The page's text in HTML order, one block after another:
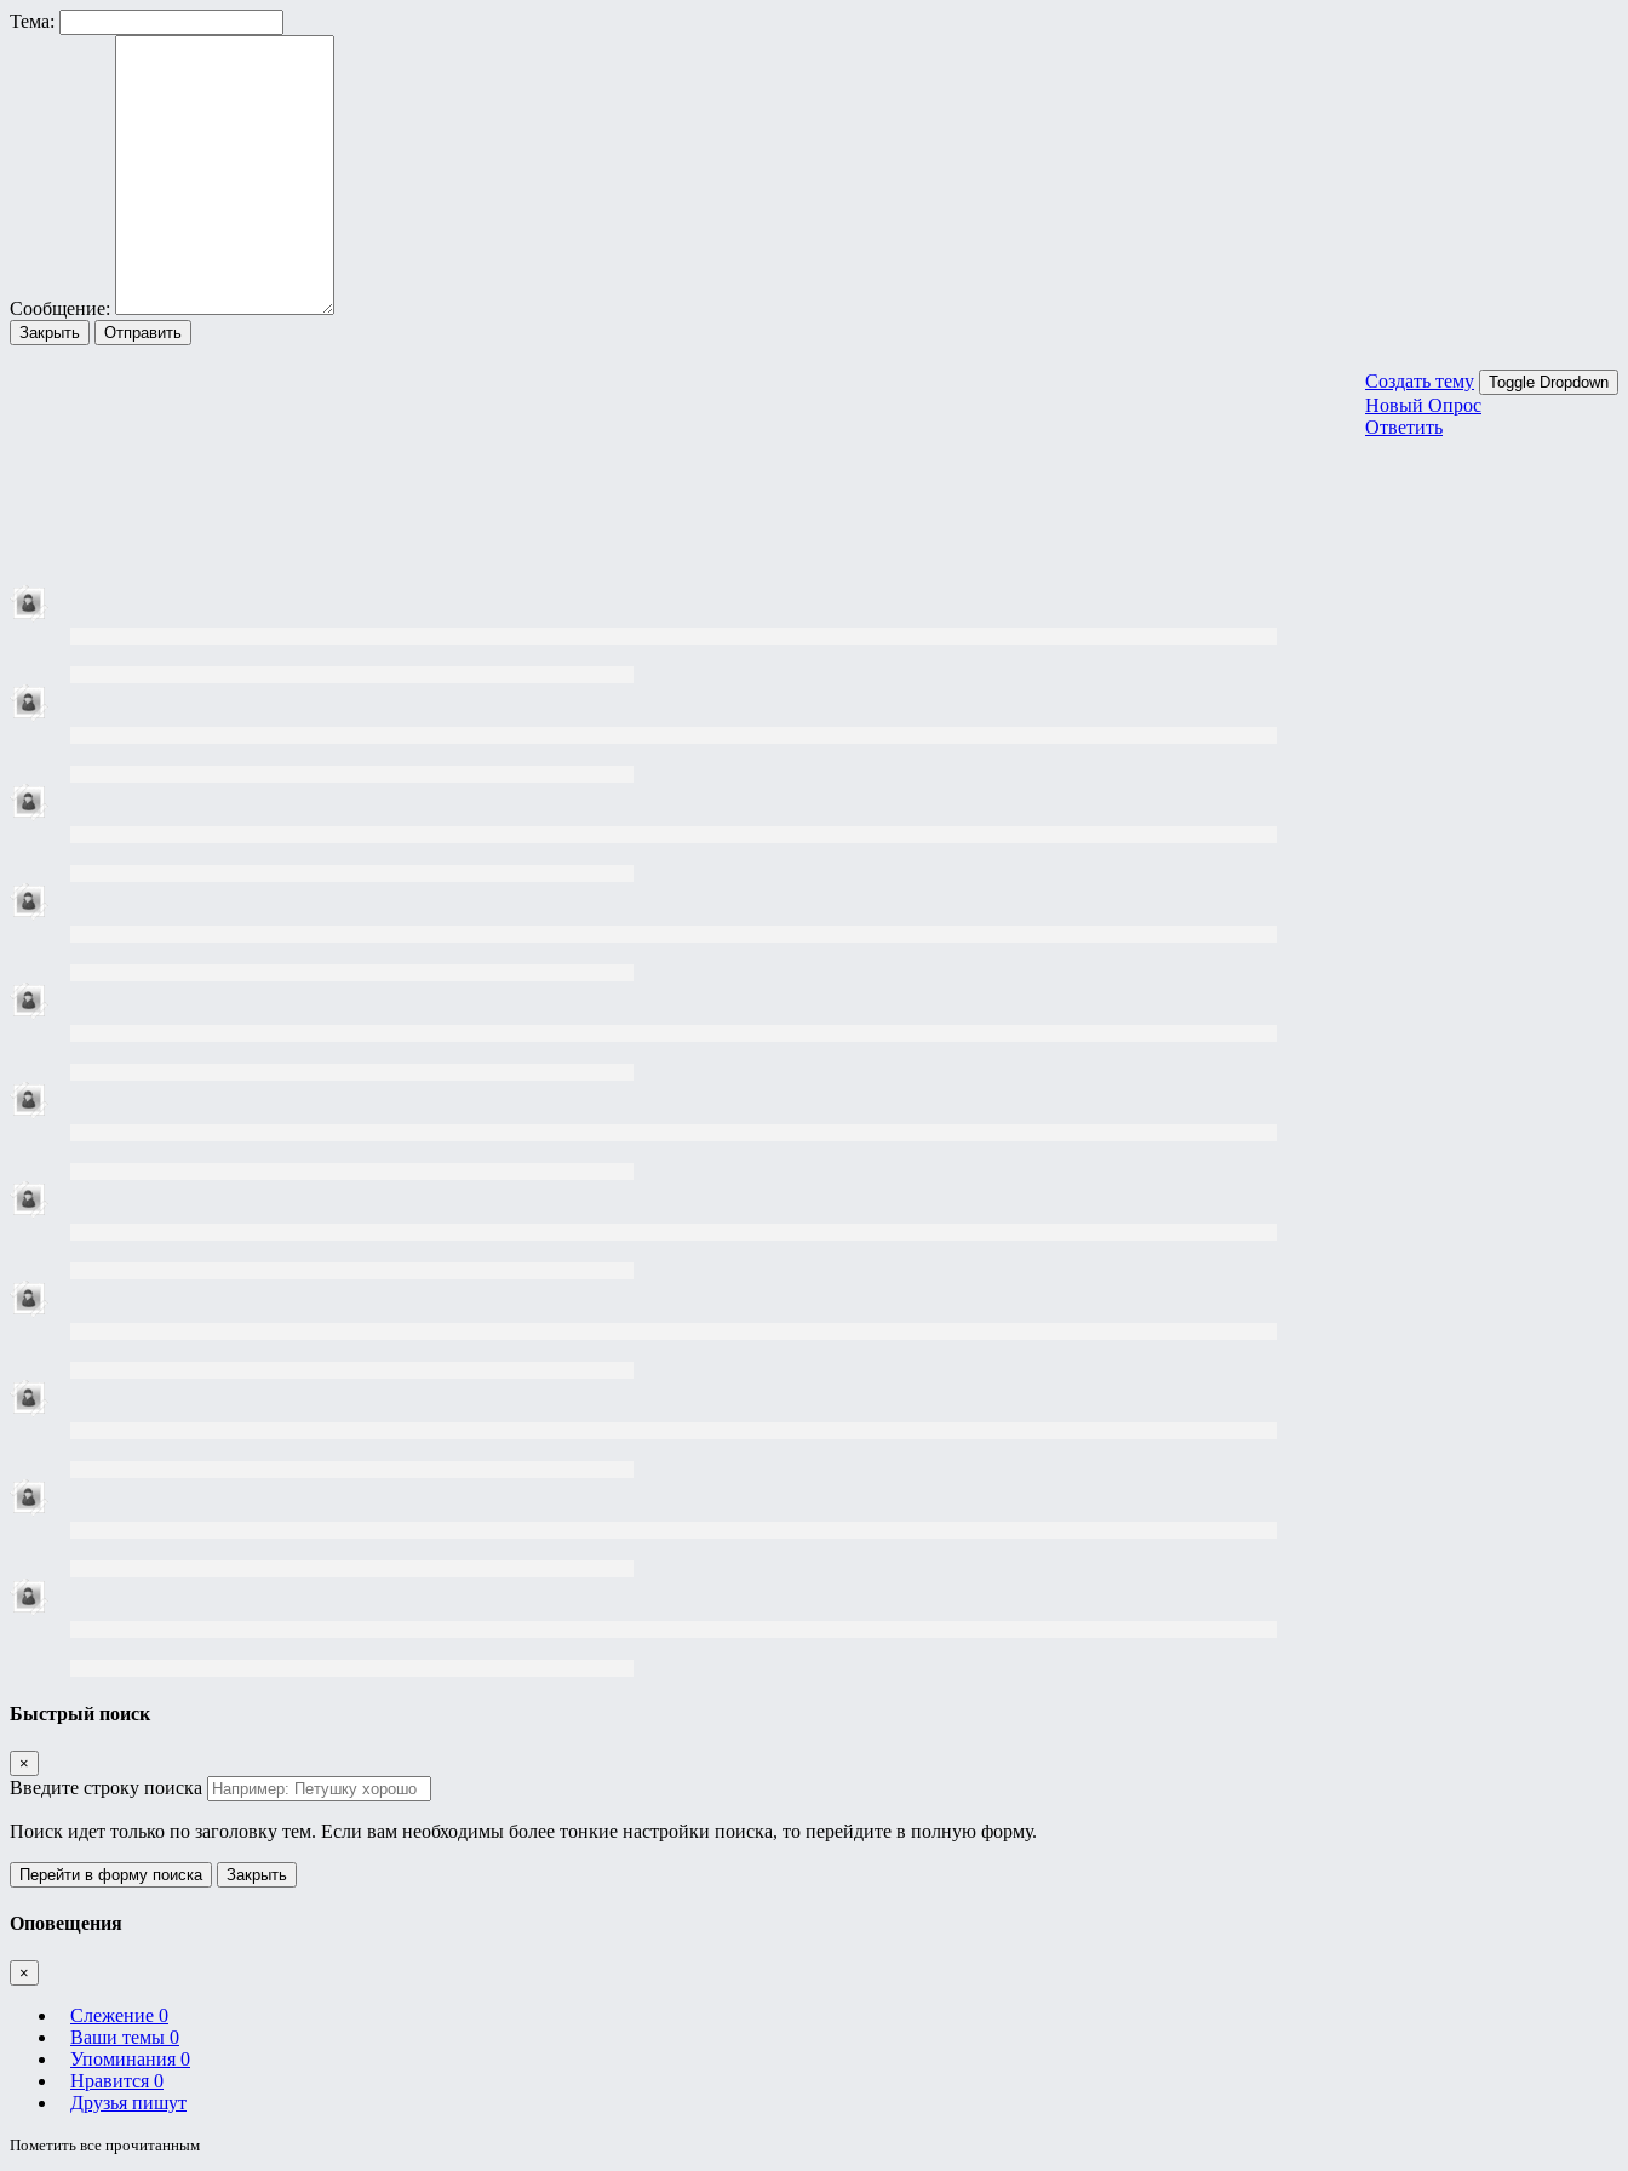
Тема:
Сообщение:
Закрыть Отправить
Создать тему Toggle Dropdown
Новый Опрос
Ответить
Быстрый поиск
×
Введите строку поиска
Поиск идет только по заголовку тем. Если вам необходимы более тонкие настройки поиска, то перейдите в полную форму.
Перейти в форму поиска Закрыть
Оповещения
×
Слежение 0
Ваши темы 0
Упоминания 0
Нравится 0
Друзья пишут
Пометить все прочитанным